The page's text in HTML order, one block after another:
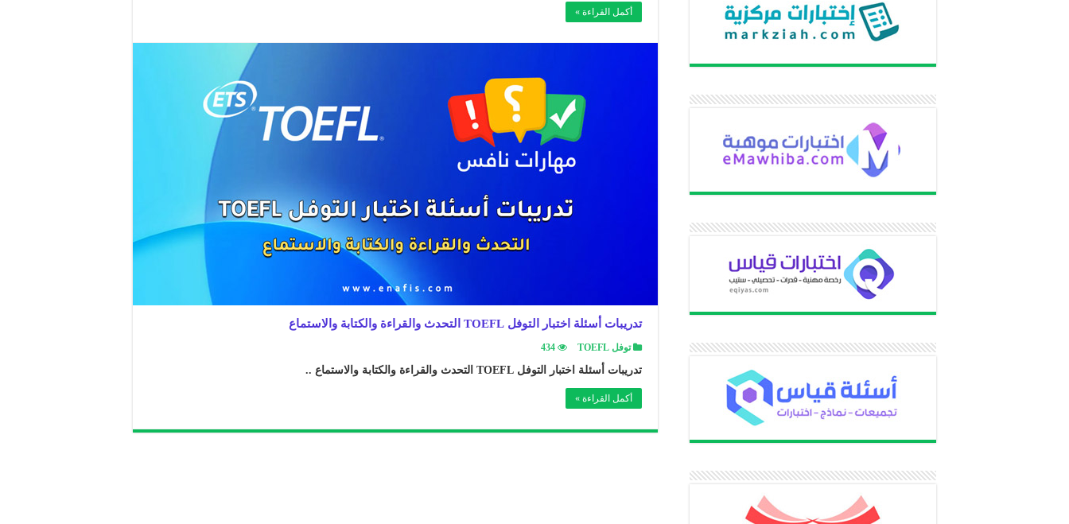
أكمل القراءة »
تدريبات أسئلة اختبار التوفل TOEFL التحدث والقراءة والكتابة والاستماع
توفل TOEFL 434
تدريبات أسئلة اختبار التوفل TOEFL التحدث والقراءة والكتابة والاستماع ..
أكمل القراءة »